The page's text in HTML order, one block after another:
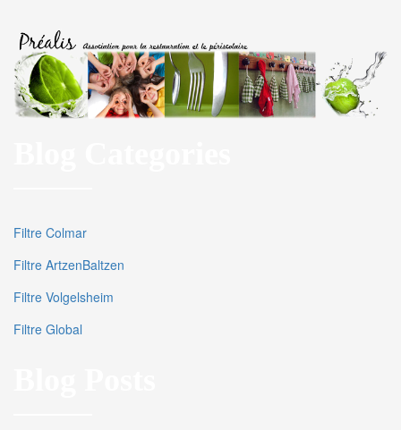
Filtre Colmar
Filtre ArtzenBaltzen
Filtre Volgelsheim
Filtre Global